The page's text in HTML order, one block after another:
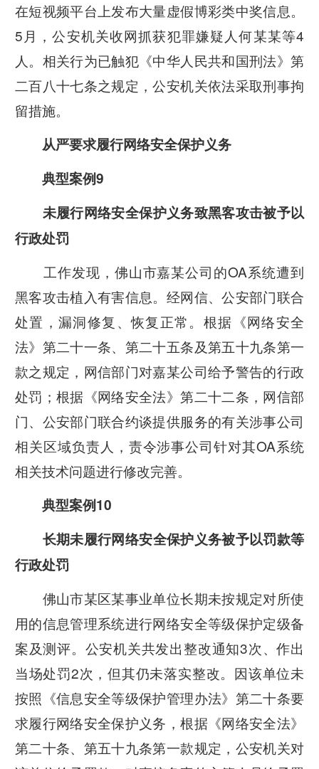
在短视频平台上发布大量虚假博彩类中奖信息。
5月，公安机关收网抓获犯罪嫌疑人何某某等4
人。相关行为已触犯《中华人民共和国刑法》第
二百八十七条之规定，公安机关依法采取刑事拘
留措施。
从严要求履行网络安全保护义务
典型案例9
未履行网络安全保护义务致黑客攻击被予以
行政处罚
工作发现，佛山市嘉某公司的OA系统遭到
黑客攻击植入有害信息。经网信、公安部门联合
处置，漏洞修复、恢复正常。根据《网络安全
法》第二十一条、第二十五条及第五十九条第一
款之规定，网信部门对嘉某公司给予警告的行政
处罚；根据《网络安全法》第二十二条，网信部
门、公安部门联合约谈提供服务的有关涉事公司
相关区域负责人，责令涉事公司针对其OA系统
相关技术问题进行修改完善。
典型案例10
长期未履行网络安全保护义务被予以罚款等
行政处罚
佛山市某区某事业单位长期未按规定对所使
用的信息管理系统进行网络安全等级保护定级备
案及测评。公安机关共发出整改通知3次、作出
当场处罚2次，但其仍未落实整改。因该单位未
按照《信息安全等级保护管理办法》第二十条要
求履行网络安全保护义务，根据《网络安全法》
第二十条、第五十九条第一款规定，公安机关对